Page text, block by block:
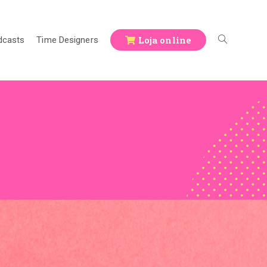
Time Designers Loja online